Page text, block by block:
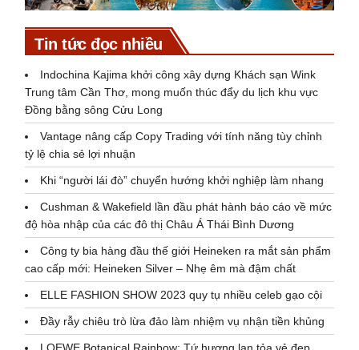
Tin tức đọc nhiều
Indochina Kajima khởi công xây dựng Khách sạn Wink
Trung tâm Cần Thơ, mong muốn thúc đẩy du lịch khu vực
Đồng bằng sông Cửu Long
Vantage nâng cấp Copy Trading với tính năng tùy chỉnh
tỷ lệ chia sẻ lợi nhuận
Khi “người lái đò” chuyển hướng khởi nghiệp làm nhang
Cushman & Wakefield lần đầu phát hành báo cáo về mức
độ hòa nhập của các đô thị Châu Á Thái Bình Dương
Công ty bia hàng đầu thế giới Heineken ra mắt sản phẩm
cao cấp mới: Heineken Silver – Nhẹ êm mà đậm chất
ELLE FASHION SHOW 2023 quy tụ nhiều celeb gạo cội
Đầy rẫy chiêu trò lừa đảo làm nhiệm vụ nhận tiền khủng